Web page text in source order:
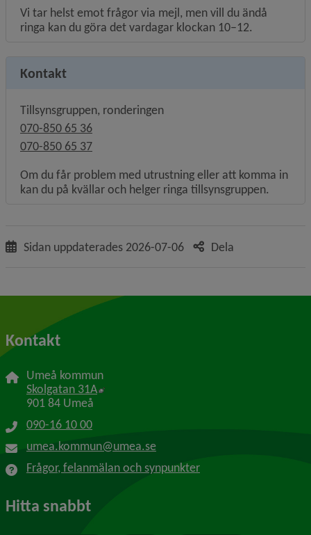
Vi tar helst emot frågor via mejl, men vill du ändå
ringa kan du göra det vardagar klockan 10–12.
Kontakt
Tillsynsgruppen, ronderingen
070-850 65 36
070-850 65 37
Om du får problem med utrustning eller att komma in
kan du på kvällar och helger ringa tillsynsgruppen.
Sidan uppdaterades 2026-07-06 Dela
Kontakt
Umeå kommun
Skolgatan 31A Länk till annan webbplats, öppnas i nytt
901 84 Umeå
090-16 10 00
umea.kommun@umea.se
Frågor, felanmälan och synpunkter
Hitta snabbt